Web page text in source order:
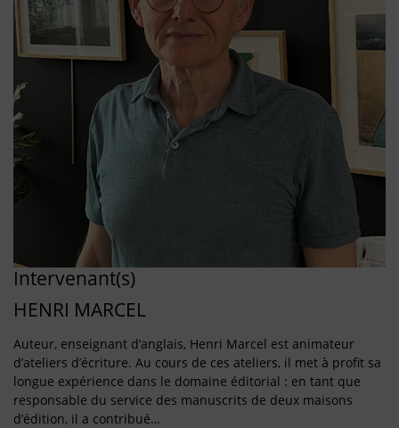
Intervenant(s)
HENRI MARCEL
Auteur, enseignant d’anglais, Henri Marcel est animateur
d’ateliers d’écriture. Au cours de ces ateliers, il met à profit sa
longue expérience dans le domaine éditorial : en tant que
responsable du service des manuscrits de deux maisons
d’édition, il a contribué…